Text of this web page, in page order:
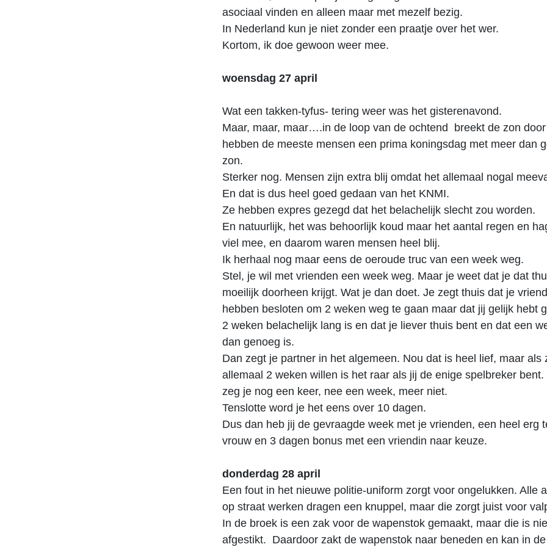
asociaal vinden en alleen maar met mezelf bezig.
In Nederland kun je niet zonder een praatje over het wer.
Kortom, ik doe gewoon weer mee.
woensdag 27 april
Wat een takken-tyfus- tering weer was het gisterenavond.
Maar, maar, maar….in de loop van de ochtend breekt de zon
hebben de meeste mensen een prima koningsdag met meer dan
zon.
Sterker nog. Mensen zijn extra blij omdat het allemaal nogal
En dat is dus heel goed gedaan van het KNMI.
Ze hebben expres gezegd dat het belachelijk slecht zou worden.
En natuurlijk, het was behoorlijk koud maar het aantal regen en
viel mee, en daarom waren mensen heel blij.
Ik herhaal nog maar eens de oeroude truc van een week weg.
Stel, je wil met vrienden een week weg. Maar je weet dat je dat
moeilijk doorheen krijgt. Wat je dan doet. Je zegt thuis dat je
hebben besloten om 2 weken weg te gaan maar dat jij gelijk hebt
2 weken belachelijk lang is en dat je liever thuis bent en dat een
dan genoeg is.
Dan zegt je partner in het algemeen. Nou dat is heel lief, maar als
allemaal 2 weken willen is het raar als jij de enige spelbreker bent.
zeg je nog een keer, nee een week, meer niet.
Tenslotte word je het eens over 10 dagen.
Dus dan heb jij de gevraagde week met je vrienden, een heel erg
vrouw en 3 dagen bonus met een vriendin naar keuze.
donderdag 28 april
Een fout in het nieuwe politie-uniform zorgt voor ongelukken. Alle
op straat werken dragen een knuppel, maar die zorgt juist voor
In de broek is een zak voor de wapenstok gemaakt, maar die is
afgestikt. Daardoor zakt de wapenstok naar beneden en kan in